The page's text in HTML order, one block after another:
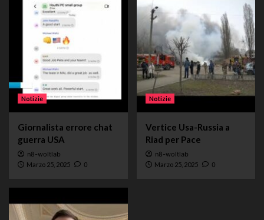
Notizie
Giornalista errore chat
guerra USA
n8-woltlab
Marzo 25, 2025 0
Notizie
Vertice Usa-Russia a
Riad per Pace
n8-woltlab
Marzo 25, 2025 0